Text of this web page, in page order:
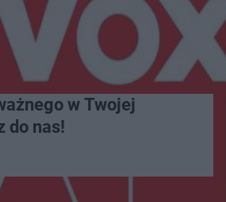
w Twojej
do nas!